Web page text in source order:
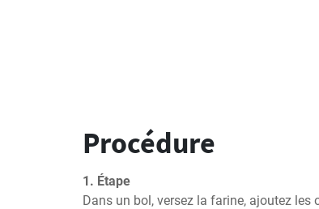
Procédure
1. Étape
Dans un bol, versez la farine, ajoutez